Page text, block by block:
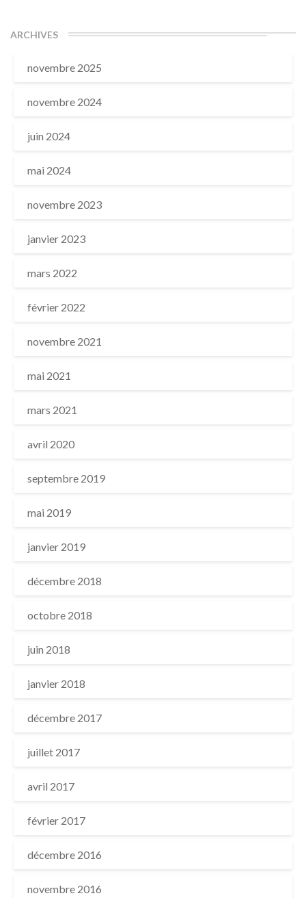
ARCHIVES
novembre 2025
novembre 2024
juin 2024
mai 2024
novembre 2023
janvier 2023
mars 2022
février 2022
novembre 2021
mai 2021
mars 2021
avril 2020
septembre 2019
mai 2019
janvier 2019
décembre 2018
octobre 2018
juin 2018
janvier 2018
décembre 2017
juillet 2017
avril 2017
février 2017
décembre 2016
novembre 2016